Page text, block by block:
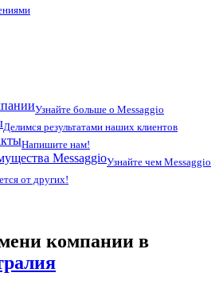
Узнайте больше о Messaggio
Делимся результатами наших клиентов
Напишите нам!
MessaggioУзнайте чем Messaggio
от других!
компании в